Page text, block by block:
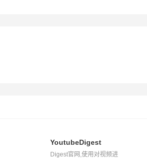
YoutubeDigest
Digest官网,使用对视频进